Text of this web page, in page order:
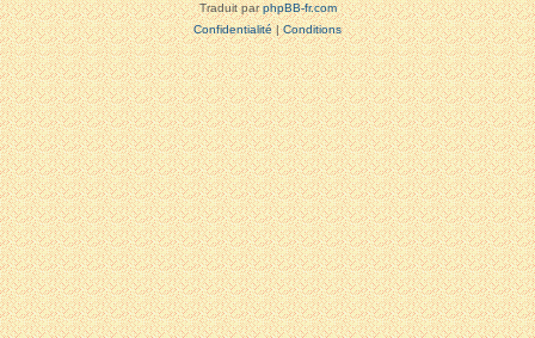
Traduit parphpBB-fr.com
Confidentialité|Conditions